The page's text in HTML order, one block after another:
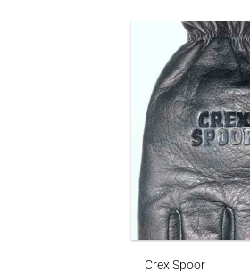
Crex Spoor